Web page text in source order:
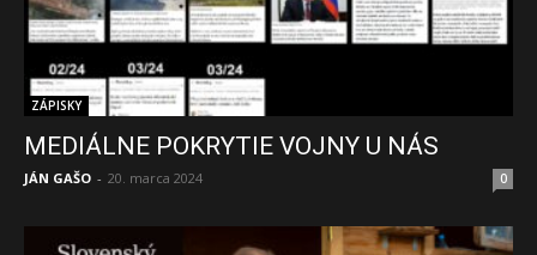
ZÁPISKY
MEDIÁLNE POKRYTIE VOJNY U NÁS
JÁN GAŠO - 20. marca 2024 0